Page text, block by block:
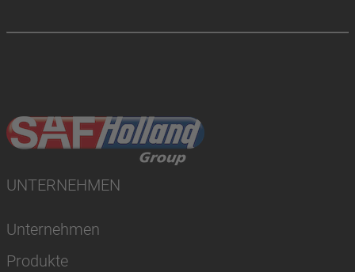
UNTERNEHMEN
Unternehmen
Produkte